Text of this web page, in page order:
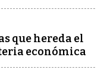
que hereda el
económica